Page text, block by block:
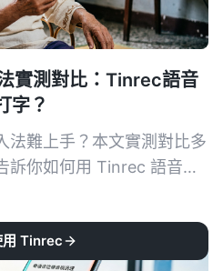
實測對比：Tinrec語音
字？
法難上手？本文實測對比多
訴你如何用 Tinrec 語音轉
者。
用 Tinrec